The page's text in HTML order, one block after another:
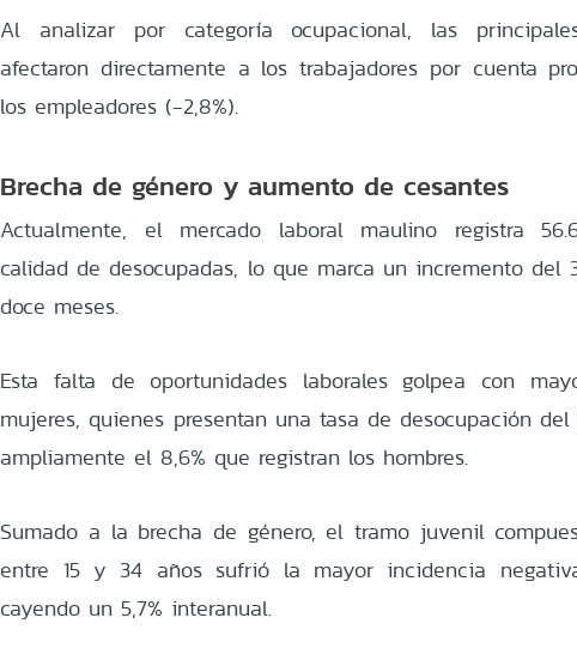
Al analizar por categoría ocupacional, las
afectaron directamente a los trabajadores por cuenta
los empleadores (-2,8%).
Brecha de género y aumento de cesantes
Actualmente, el mercado laboral maulino registra
calidad de desocupadas, lo que marca un incremento del
doce meses.
Esta falta de oportunidades laborales golpea con
mujeres, quienes presentan una tasa de desocupación del
ampliamente el 8,6% que registran los hombres.
Sumado a la brecha de género, el tramo juvenil
entre 15 y 34 años sufrió la mayor incidencia
cayendo un 5,7% interanual.